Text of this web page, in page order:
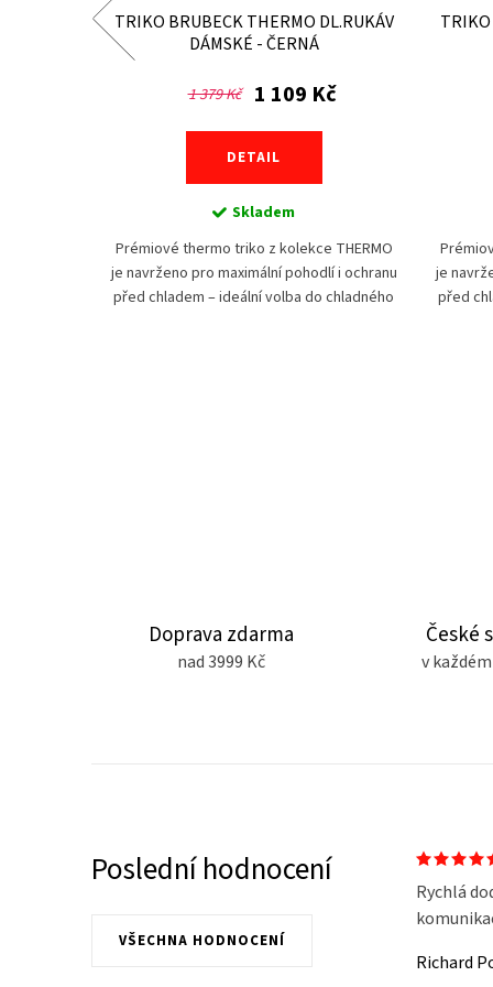
TRIKO BRUBECK THERMO DL.RUKÁV
DÁMSKÉ - ČERNÁ
1 379 Kč 1 109 Kč
DETAIL
Skladem
Prémiové thermo triko z kolekce THERMO
je navrženo pro maximální pohodlí i ochranu
před chladem – ideální volba do chladného
je
před
Doprava zdarma
nad 3999 Kč
České
v
Poslední hodnocení
VŠECHNA HODNOCENÍ
Rychlá
Richard